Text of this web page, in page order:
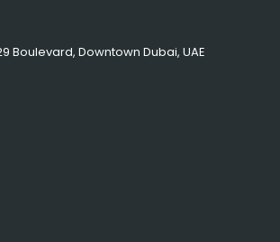
Boulevard, Downtown Dubai, UAE